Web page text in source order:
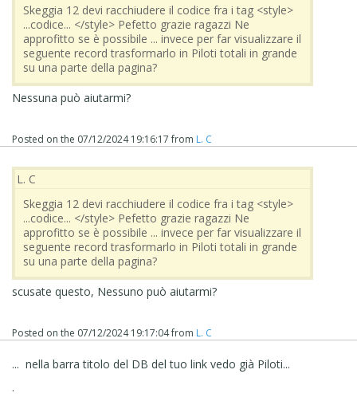
Skeggia 12 devi racchiudere il codice fra i tag <style>
...codice... </style> Pefetto grazie ragazzi Ne
approfitto se è possibile ... invece per far visualizzare il
seguente record trasformarlo in Piloti totali in grande
su una parte della pagina?
Nessuna può aiutarmi?
Posted on the 07/12/2024 19:16:17from L. C
L. C
Skeggia 12 devi racchiudere il codice fra i tag <style>
...codice... </style> Pefetto grazie ragazzi Ne
approfitto se è possibile ... invece per far visualizzare il
seguente record trasformarlo in Piloti totali in grande
su una parte della pagina?
scusate questo, Nessuno può aiutarmi?
Posted on the 07/12/2024 19:17:04from L. C
... nella barra titolo del DB del tuo link vedo già Piloti...
.